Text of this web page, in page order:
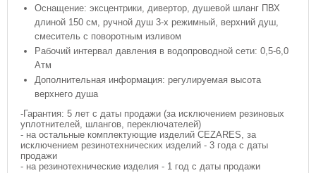
Оснащение: эксцентрики, дивертор, душевой шланг ПВХ
длиной 150 см, ручной душ 3-х режимный, верхний душ,
смеситель с поворотным изливом
Рабочий интервал давления в водопроводной сети: 0,5-6,0
Атм
Дополнительная информация: регулируемая высота
верхнего душа
-Гарантия: 5 лет с даты продажи (за исключением резиновых
уплотнителей, шлангов, переключателей)
- на остальные комплектующие изделий CEZARES, за
исключением резинотехнических изделий - 3 года с даты
продажи
- на резинотехнические изделия - 1 год с даты продажи